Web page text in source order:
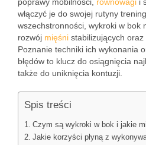
włączyć je do swojej rutyny
wszechstronności, wykroki w bok
rozwój mięśni stabilizujących oraz
Poznanie techniki ich wykonania
błędów to klucz do osiągnięcia
także do uniknięcia kontuzji.
Spis treści
Czym są wykroki w bok i jakie
Jakie korzyści płyną z